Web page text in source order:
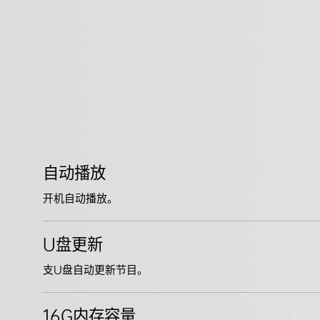
自动播放
开机自动播放。
U盘更新
支U盘自动更新节目。
16G内存容量